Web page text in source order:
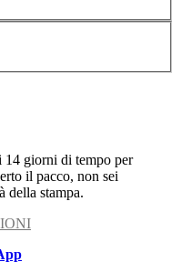
14 giorni di tempo per
il pacco, non sei
della stampa.